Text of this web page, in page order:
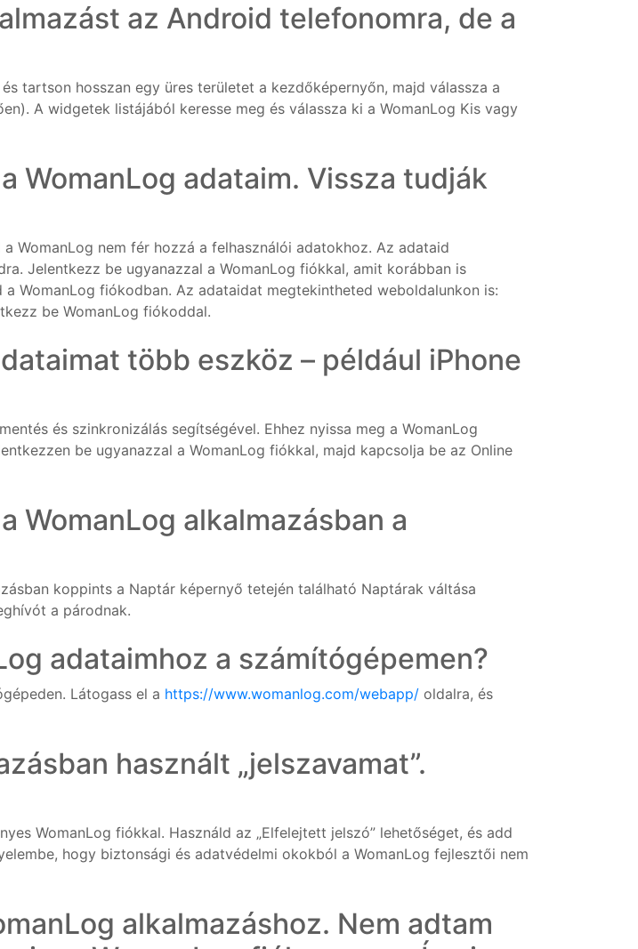
az Android telefonomra, de a
tartson hosszan egy üres területet a kezdőképernyőn, majd válassza a
A widgetek listájából keresse meg és válassza ki a WomanLog Kis vagy
WomanLog adataim. Vissza tudják
WomanLog nem fér hozzá a felhasználói adatokhoz. Az adataid
Jelentkezz be ugyanazzal a WomanLog fiókkal, amit korábban is
WomanLog fiókodban. Az adataidat megtekintheted weboldalunkon is:
be WomanLog fiókoddal.
több eszköz – például iPhone
és szinkronizálás segítségével. Ehhez nyissa meg a WomanLog
be ugyanazzal a WomanLog fiókkal, majd kapcsolja be az Online
WomanLog alkalmazásban a
koppints a Naptár képernyő tetején található Naptárak váltása
a párodnak.
adataimhoz a számítógépemen?
Látogass el a https://www.womanlog.com/webapp/ oldalra, és
használt „jelszavamat”.
WomanLog fiókkal. Használd az „Elfelejtett jelszó” lehetőséget, és add
hogy biztonsági és adatvédelmi okokból a WomanLog fejlesztői nem
alkalmazáshoz. Nem adtam